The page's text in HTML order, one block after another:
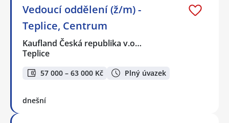
Vedoucí oddělení (ž/m) -
Teplice, Centrum
Kaufland Česká republika v.o…
Teplice
57 000 – 63 000 Kč Plný úvazek
dnešní